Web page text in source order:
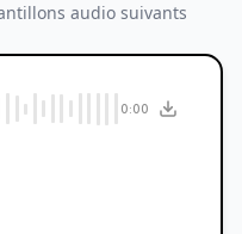
audio suivants
0:00